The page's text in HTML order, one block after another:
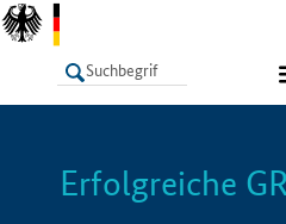
LISTE
Erfolgreiche